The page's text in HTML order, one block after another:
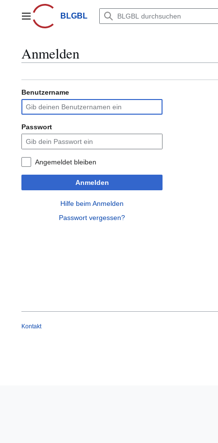
springenHauptmenüBLGBL
Anmelden
Benutzername
Passwort
Angemeldet bleiben
Anmelden
Hilfe beim Anmelden
Passwort vergessen?
Kontakt